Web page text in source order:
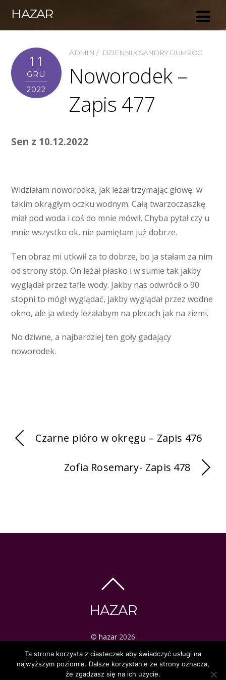
HAZAR
11
GRU
2022
ADMIN DZIENNIK SANDRY DUMROC
Noworodek –
Zapis 477
Sen z 10.12.2022
Widziałam noworodka, jak leżał trzymając głowę w
takim okrągłym oczku wodnym. Całą twarzoczaszkę
miał pod woda i coś do mnie mówił. Chyba pytał czy u
mnie wszystko ok, nie pamiętam już dobrze.
Ten obraz mi utkwił za to dobrze, bo ja stałam za nim
od strony stóp. On leżał płasko i w sumie tak jakby
wyglądał przez tafle wody. Jakby nas odwrócił o 90
stopni to mógł wyglądać, jakby wyglądał przez wodne
okno, ale ja wtedy leżałabym na plecach jak na ziemi.
No dziwne, a najbardziej ten goły gadający
noworodek.
Czarne pióro w okręgu – Zapis 476
Zofia Rosemary- Zapis 478
HAZAR
© hazar 2026
ezoteryka | tarot | mistyka
Ta strona korzysta z ciasteczek aby świadczyć usługi na
najwyższym poziomie. Dalsze korzystanie ze strony oznacza,
że zgadzasz się na ich użycie.